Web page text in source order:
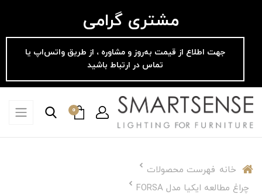
مشتری گرامی
جهت اطلاع از قیمت به‌روز و مشاوره ، از طریق واتس‌اپ یا
تماس در ارتباط باشید
0
خانه فهرست محصولات
چراغ مطالعه ایکیا مدل FORSA